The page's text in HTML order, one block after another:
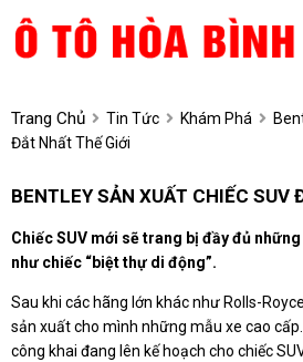
Trang Chủ Tin Tức Khám Phá
Đắt Nhất Thế Giới
BENTLEY SẢN XUẤT CHIẾC SUV
Chiếc SUV mới sẽ trang bị đầy đủ
như chiếc “biệt thự di động”.
Sau khi các hãng lớn khác như Rolls-
sản xuất cho mình những mẫu xe cao
công khai đang lên kế hoạch cho chiếc